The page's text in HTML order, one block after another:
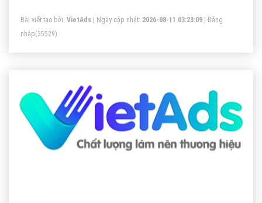
Bài viết tạo bởi: VietAds | Ngày cập nhật: 2026-08-11 03:23:09
Đăng
nhập(35529)